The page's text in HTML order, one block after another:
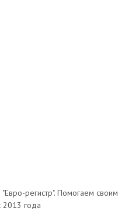
регистр". Помогаем своим
2013 года